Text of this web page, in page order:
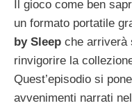
Il gioco come ben
un formato portatile
by Sleep che arriverà
rinvigorire la
Quest’episodio si
avvenimenti narrati